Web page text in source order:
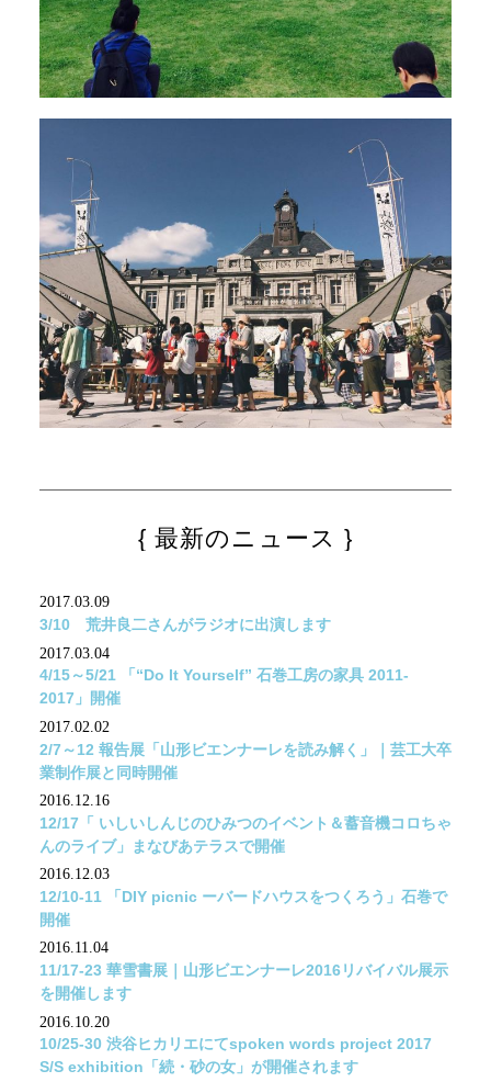
最新のニュース
2017.03.09
3/10 荒井良二さんがラジオに出演します
2017.03.04
4/15～5/21 「“Do It Yourself” 石巻工房の家具 2011-
2017」開催
2017.02.02
2/7～12 報告展「山形ビエンナーレを読み解く」｜芸工大卒
業制作展と同時開催
2016.12.16
12/17「 いしいしんじのひみつのイベント＆蓄音機コロちゃ
んのライブ」まなびあテラスで開催
2016.12.03
12/10-11 「DIY picnic ーバードハウスをつくろう」石巻で
開催
2016.11.04
11/17-23 華雪書展｜山形ビエンナーレ2016リバイバル展示
を開催します
2016.10.20
10/25-30 渋谷ヒカリエにてspoken words project 2017
S/S exhibition「続・砂の女」が開催されます